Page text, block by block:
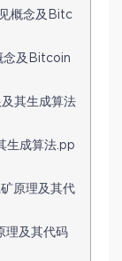
概念及Bitc
念及Bitcoin
其生成算法
生成算法.pp
原理及其代
理及其代码